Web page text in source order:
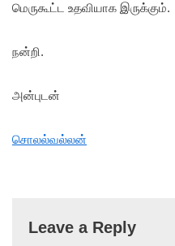
மெருகூட்ட உதவியாக இருக்கும்.
நன்றி.
அன்புடன்
சொலல்வல்லன்
Leave a Reply